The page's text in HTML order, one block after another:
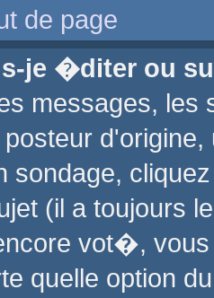
de page
je �diter ou
messages,
d'origine,
(il a toujours
vot�,
quelle option